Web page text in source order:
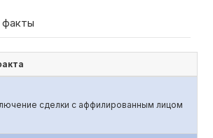
сделки с аффилированным лицом